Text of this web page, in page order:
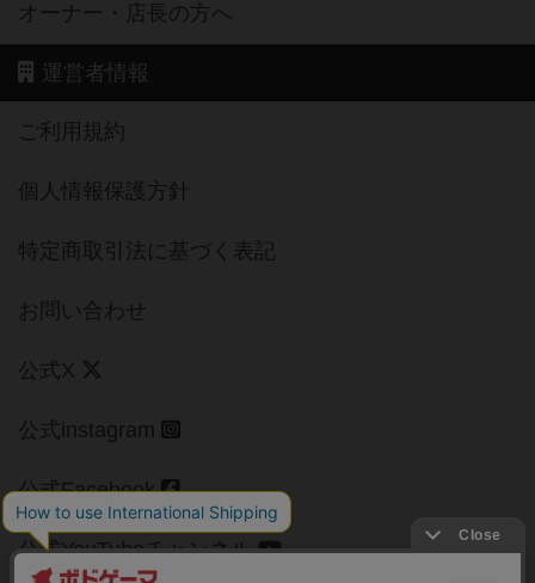
オーナー・店長の方へ
運営者情報
ご利用規約
個人情報保護方針
特定商取引法に基づく表記
お問い合わせ
公式X
公式instagram
公式Facebook
公式YouTubeチャンネル